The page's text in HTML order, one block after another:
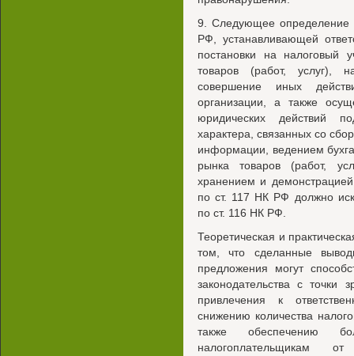
9. Следующее определение
РФ, устанавливающей
постановки на налоговый
товаров (работ, услуг),
совершение иных
организации, а также
юридических действий
характера, связанных со
информации, ведением
рынка товаров (работ,
хранением и демонстрацией
по ст. 117 НК РФ должно
по ст. 116 НК РФ.
Теоретическая и
том, что сделанные
предложения могут
законодательства с точки
привлечения к
снижению количества
также обеспечению
налогоплательщикам